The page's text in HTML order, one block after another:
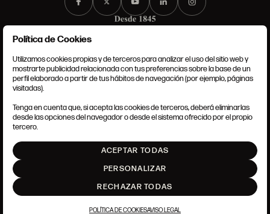
CONDICIONES GENERALES
POLÍTICA DE COOKIES
AJUSTE DE COOKIES
Política de Cookies
Utilizamos cookies propias y de terceros para analizar el uso del sitio web y
mostrarte publicidad relacionada con tus preferencias sobre la base de un
perfil elaborado a partir de tus hábitos de navegación (por ejemplo, páginas
visitadas).
Tenga en cuenta que, si acepta las cookies de terceros, deberá eliminarlas
desde las opciones del navegador o desde el sistema ofrecido por el propio
tercero.
ACEPTAR TODAS
PERSONALIZAR
RECHAZAR TODAS
POLÍTICA DE COOKIESAVISO LEGAL